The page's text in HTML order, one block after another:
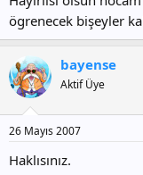
ögrenecek bişeyler
bayense
Aktif Üye
26 Mayıs 2007
Haklısınız.